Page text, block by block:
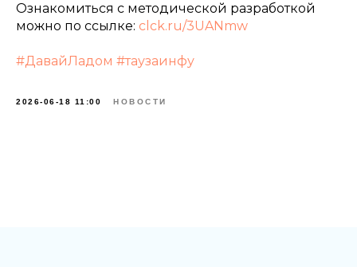
Ознакомиться с методической разработкой
можно по ссылке: clck.ru/3UANmw
#ДавайЛадом #таузаинфу
2026-06-18 11:00 НОВОСТИ